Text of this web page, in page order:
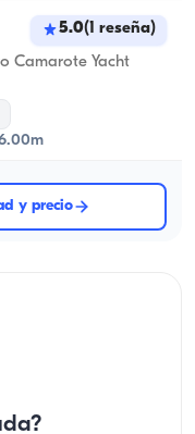
5.0(1 reseña)
Camarote Yacht
y precio